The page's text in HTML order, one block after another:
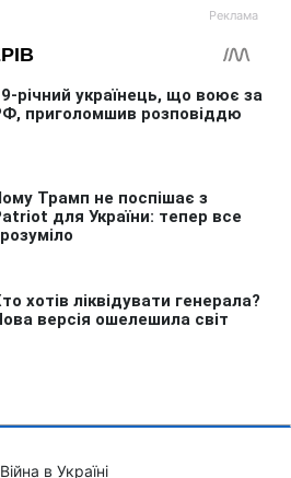
Війна в Україні